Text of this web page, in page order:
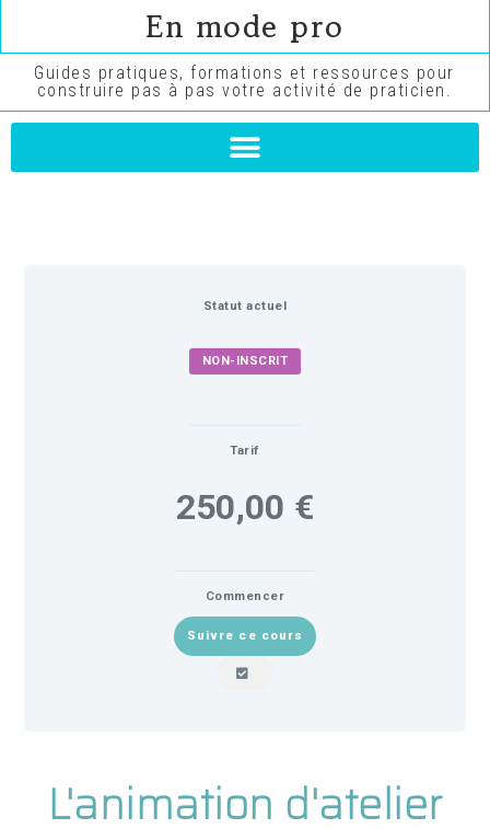
En mode pro
Guides pratiques, formations et ressources pour
construire pas à pas votre activité de praticien.
Statut actuel
NON-INSCRIT
Tarif
250,00 €
Commencer
Suivre ce cours
L'animation d'atelier